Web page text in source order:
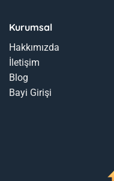
Kurumsal
Hakkımızda
İletişim
Blog
Bayi Girişi